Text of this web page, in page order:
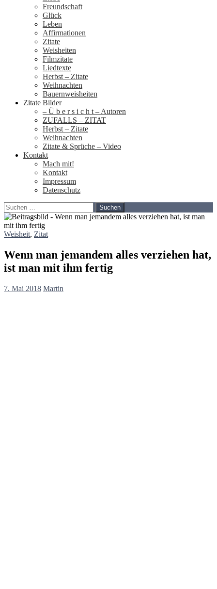
Freundschaft
Glück
Leben
Affirmationen
Zitate
Weisheiten
Filmzitate
Liedtexte
Herbst – Zitate
Weihnachten
Bauernweisheiten
Zitate Bilder
– Ü b e r s i c h t – Autoren
ZUFALLS – ZITAT
Herbst – Zitate
Weihnachten
Zitate & Sprüche – Video
Kontakt
Mach mit!
Kontakt
Impressum
Datenschutz
Suchen
nach:
Weisheit, Zitat
Wenn man jemandem alles verziehen hat,
ist man mit ihm fertig
7. Mai 2018 Martin